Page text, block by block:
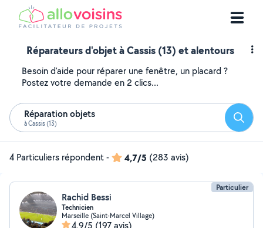
Réparateurs d'objet à Cassis (13) et alentours
Besoin d'aide pour réparer une fenêtre, un placard ?
Postez votre demande en 2 clics...
Réparation objets
à Cassis (13)
4 Particuliers répondent- 4,7/5 (283 avis)
Particulier
Rachid Bessi
Technicien
Marseille (Saint-Marcel Village)
4,9/5 (197 avis)